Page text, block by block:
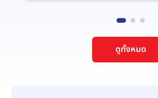
ดูทั้งหมด